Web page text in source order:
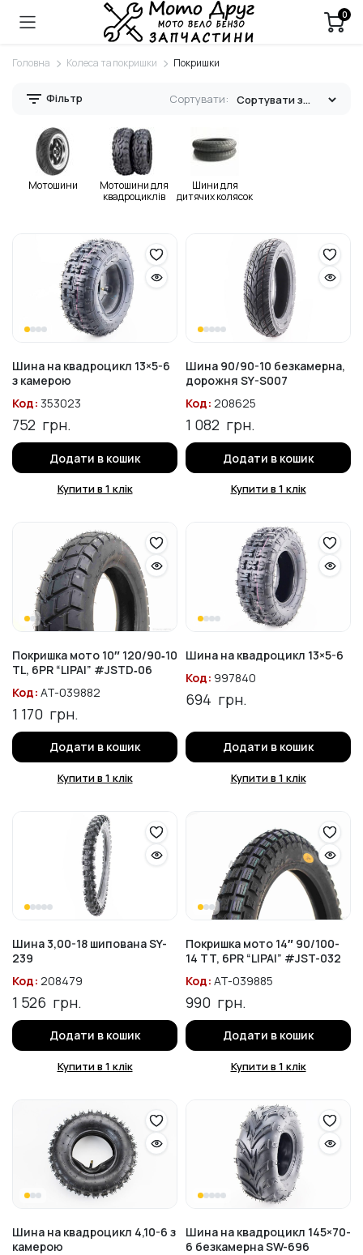
0
Головна Колеса та покришки Покришки
Фільтр Сортувати:
Мотошини
Мотошини для
квадроциклів
Шини для
дитячих колясок
Шина на квадроцикл 13×5-6
з камерою
Код: 353023
752 грн.
Додати в кошик
Купити в 1 клік
Шина 90/90-10 безкамерна,
дорожня SY-S007
Код: 208625
1 082 грн.
Додати в кошик
Купити в 1 клік
Покришка мото 10″ 120/90‑10
TL, 6PR “LIPAI” #JSTD‑06
Код: AT-039882
1 170 грн.
Додати в кошик
Купити в 1 клік
Шина на квадроцикл 13×5-6
Код: 997840
694 грн.
Додати в кошик
Купити в 1 клік
Шина 3,00-18 шипована SY-
239
Код: 208479
1 526 грн.
Додати в кошик
Купити в 1 клік
Покришка мото 14″ 90/100-
14 TT, 6PR “LIPAI” #JST-032
Код: AT-039885
990 грн.
Додати в кошик
Купити в 1 клік
Шина на квадроцикл 4,10-6 з
камерою
Шина на квадроцикл 145×70-
6 безкамерна SW-696